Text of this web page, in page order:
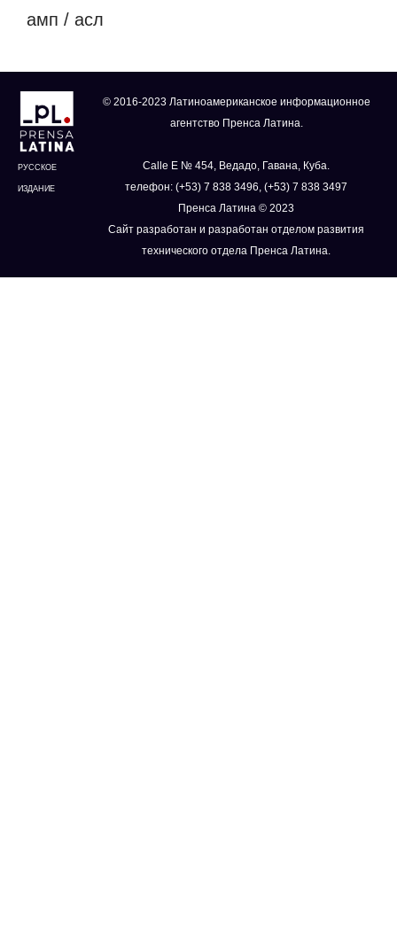
амп / асл
РУССКОЕ
ИЗДАНИЕ
© 2016-2023 Латиноамериканское информационное
агентство Пренса Латина.
Calle E № 454, Ведадо, Гавана, Куба.
телефон: (+53) 7 838 3496, (+53) 7 838 3497
Пренса Латина © 2023
Сайт разработан и разработан отделом развития
технического отдела Пренса Латина.